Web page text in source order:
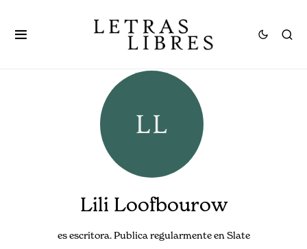
Lili Loofbourow
es escritora. Publica regularmente en Slate